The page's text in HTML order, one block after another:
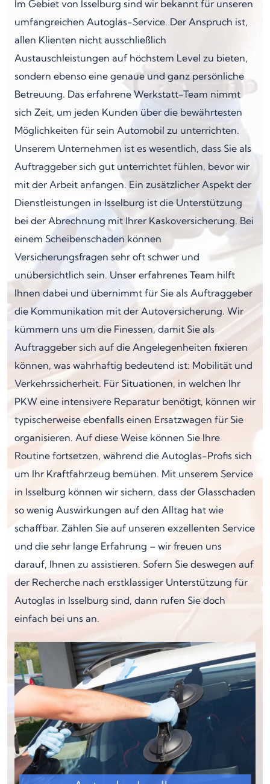
Im Gebiet von Isselburg sind wir bekannt für unseren
umfangreichen Autoglas-Service. Der Anspruch ist,
allen Klienten nicht ausschließlich
Austauschleistungen auf höchstem Level zu bieten,
sondern ebenso eine genaue und ganz persönliche
Betreuung. Das erfahrene Werkstatt-Team nimmt
sich Zeit, um jeden Kunden über die bewährtesten
Möglichkeiten für sein Automobil zu unterrichten.
Unserem Unternehmen ist es wesentlich, dass Sie als
Auftraggeber sich gut unterrichtet fühlen, bevor wir
mit der Arbeit anfangen. Ein zusätzlicher Aspekt der
Dienstleistungen in Isselburg ist die Unterstützung
bei der Abrechnung mit Ihrer Kaskoversicherung. Bei
einem Scheibenschaden können
Versicherungsfragen sehr oft schwer und
unübersichtlich sein. Unser erfahrenes Team hilft
Ihnen dabei und übernimmt für Sie als Auftraggeber
die Kommunikation mit der Autoversicherung. Wir
kümmern uns um die Finessen, damit Sie als
Auftraggeber sich auf die Angelegenheiten fixieren
können, was wahrhaftig bedeutend ist: Mobilität und
Verkehrssicherheit. Für Situationen, in welchen Ihr
PKW eine intensivere Reparatur benötigt, können wir
typischerweise ebenfalls einen Ersatzwagen für Sie
organisieren. Auf diese Weise können Sie Ihre
Routine fortsetzen, während die Autoglas-Profis sich
um Ihr Kraftfahrzeug bemühen. Mit unserem Service
in Isselburg können wir sichern, dass der Glasschaden
so wenig Auswirkungen auf den Alltag hat wie
schaffbar. Zählen Sie auf unseren exzellenten Service
und die sehr lange Erfahrung – wir freuen uns
darauf, Ihnen zu assistieren. Sofern Sie deswegen auf
der Recherche nach erstklassiger Unterstützung für
Autoglas in Isselburg sind, dann rufen Sie doch
einfach bei uns an.